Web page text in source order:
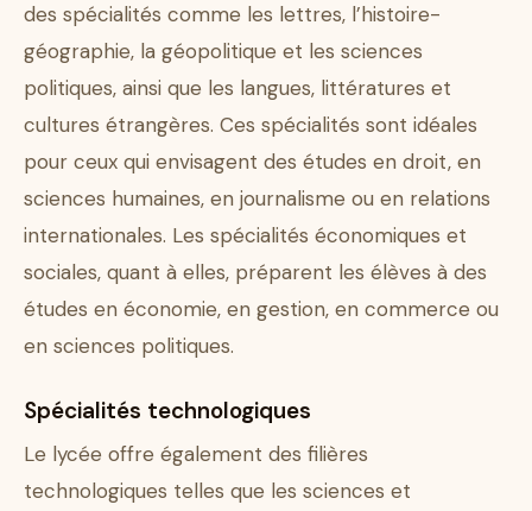
des spécialités comme les lettres, l’histoire-
géographie, la géopolitique et les sciences
politiques, ainsi que les langues, littératures et
cultures étrangères. Ces spécialités sont idéales
pour ceux qui envisagent des études en droit, en
sciences humaines, en journalisme ou en relations
internationales. Les spécialités économiques et
sociales, quant à elles, préparent les élèves à des
études en économie, en gestion, en commerce ou
en sciences politiques.
Spécialités technologiques
Le lycée offre également des filières
technologiques telles que les sciences et